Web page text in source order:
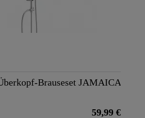
Brauseset JAMAICA
59,99 €